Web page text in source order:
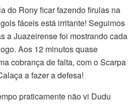
do Rony ficar fazendo firulas na
fáceis está irritante! Seguimos
a Juazeirense foi mostrando cada
Aos 12 minutos quase
cobrança de falta, com o Scarpa
a fazer a defesa!
praticamente não vi Dudu